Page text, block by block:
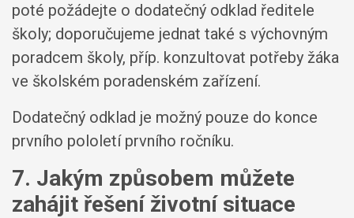
poté požádejte o dodatečný odklad ředitele
školy; doporučujeme jednat také s výchovným
poradcem školy, příp. konzultovat potřeby žáka
ve školském poradenském zařízení.
Dodatečný odklad je možný pouze do konce
prvního pololetí prvního ročníku.
7. Jakým způsobem můžete
zahájit řešení životní situace